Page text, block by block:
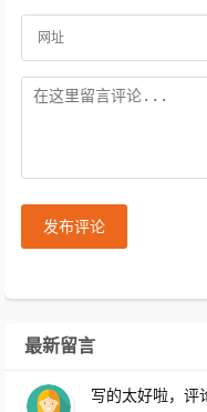
发布评论
最新留言
写的太好啦，评